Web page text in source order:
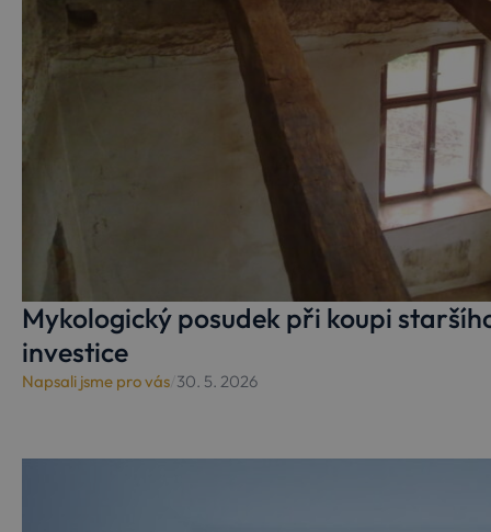
Mykologický posudek při koupi
investice
Napsali jsme pro vás 30. 5. 2026